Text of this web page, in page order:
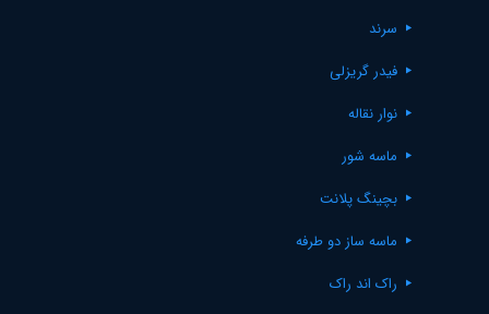
سرند
فیدر گریزلی
نوار نقاله
ماسه شور
بچینگ پلانت
ماسه ساز دو طرفه
راک اند راک